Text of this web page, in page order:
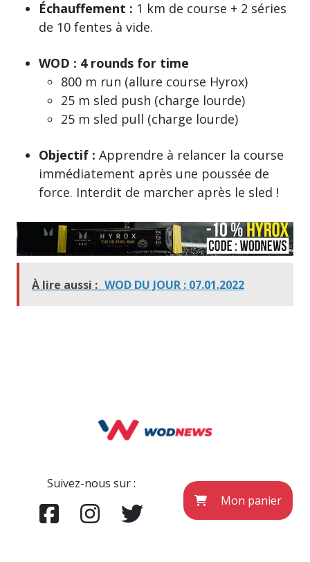
Échauffement : 1 km de course + 2 séries
de 10 fentes à vide.
WOD : 4 rounds for time
800 m run (allure course Hyrox)
25 m sled push (charge lourde)
25 m sled pull (charge lourde)
Objectif : Apprendre à relancer la course
immédiatement après une poussée de
force. Interdit de marcher après le sled !
À lire aussi : WOD DU JOUR : 07.01.2022
Suivez-nous sur :
Mon panier